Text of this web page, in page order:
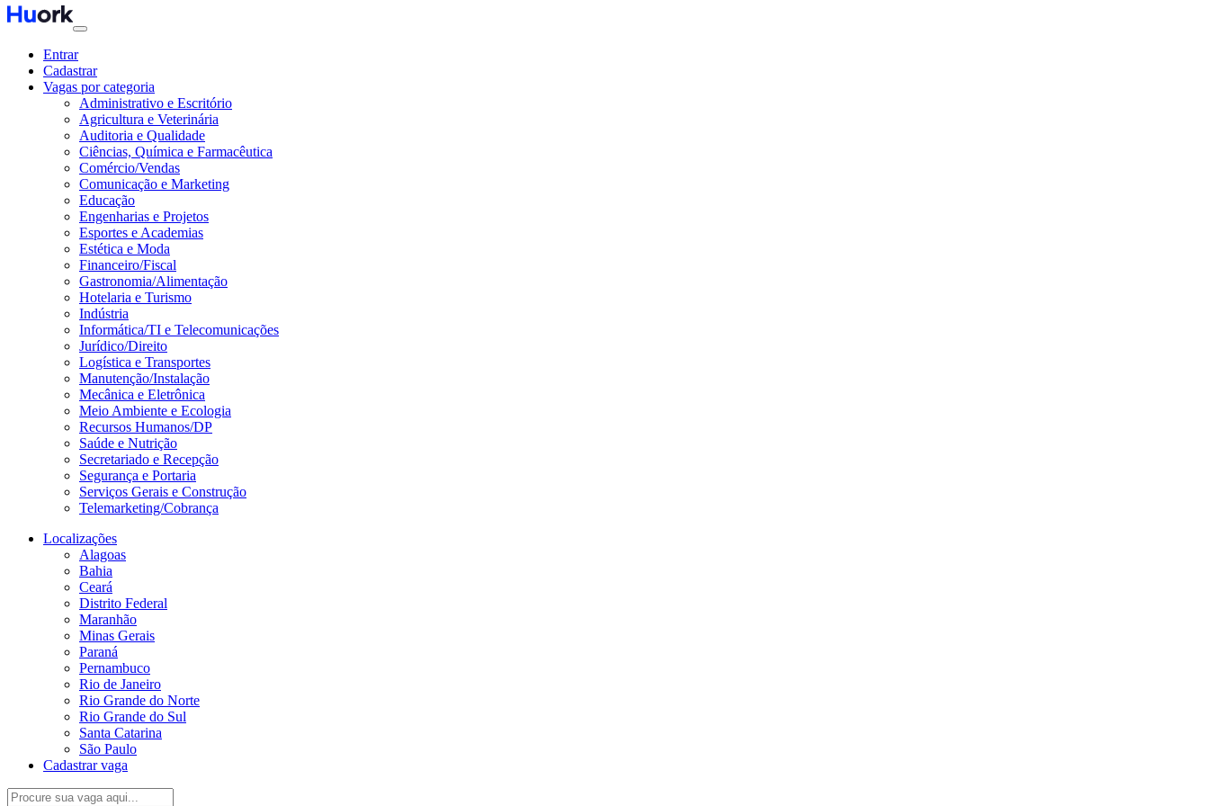
Entrar
Cadastrar
Vagas por categoria
Administrativo e Escritório
Agricultura e Veterinária
Auditoria e Qualidade
Ciências, Química e Farmacêutica
Comércio/Vendas
Comunicação e Marketing
Educação
Engenharias e Projetos
Esportes e Academias
Estética e Moda
Financeiro/Fiscal
Gastronomia/Alimentação
Hotelaria e Turismo
Indústria
Informática/TI e Telecomunicações
Jurídico/Direito
Logística e Transportes
Manutenção/Instalação
Mecânica e Eletrônica
Meio Ambiente e Ecologia
Recursos Humanos/DP
Saúde e Nutrição
Secretariado e Recepção
Segurança e Portaria
Serviços Gerais e Construção
Telemarketing/Cobrança
Localizações
Alagoas
Bahia
Ceará
Distrito Federal
Maranhão
Minas Gerais
Paraná
Pernambuco
Rio de Janeiro
Rio Grande do Norte
Rio Grande do Sul
Santa Catarina
São Paulo
Cadastrar vaga